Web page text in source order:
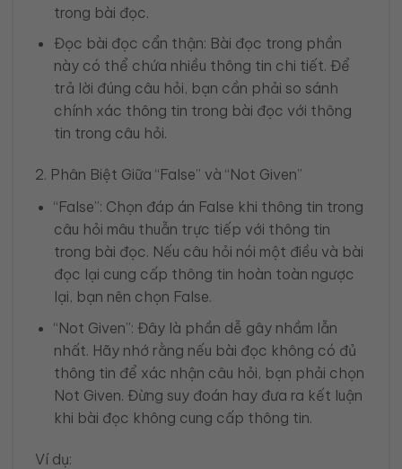
trong bài đọc.
Đọc bài đọc cẩn thận: Bài đọc trong phần
này có thể chứa nhiều thông tin chi tiết. Để
trả lời đúng câu hỏi, bạn cần phải so sánh
chính xác thông tin trong bài đọc với thông
tin trong câu hỏi.
2. Phân Biệt Giữa “False” và “Not Given”
“False”: Chọn đáp án False khi thông tin trong
câu hỏi mâu thuẫn trực tiếp với thông tin
trong bài đọc. Nếu câu hỏi nói một điều và bài
đọc lại cung cấp thông tin hoàn toàn ngược
lại, bạn nên chọn False.
“Not Given”: Đây là phần dễ gây nhầm lẫn
nhất. Hãy nhớ rằng nếu bài đọc không có đủ
thông tin để xác nhận câu hỏi, bạn phải chọn
Not Given. Đừng suy đoán hay đưa ra kết luận
khi bài đọc không cung cấp thông tin.
Ví dụ: